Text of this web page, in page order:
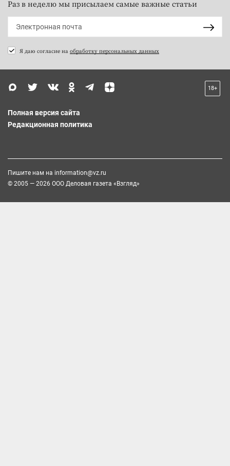
Раз в неделю мы присылаем самые важные статьи
Я даю согласие на обработку персональных данных
18+
Полная версия сайта
Редакционная политика
Пишите нам на information@vz.ru
© 2005 — 2026 ООО Деловая газета «Взгляд»